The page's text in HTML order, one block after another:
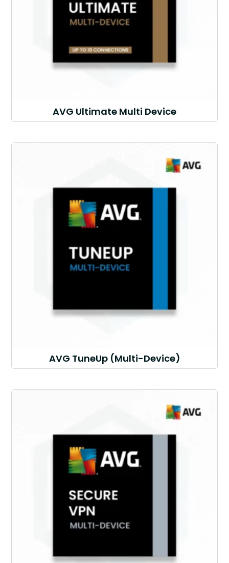
AVG Ultimate Multi Device
AVG TuneUp (Multi-Device)